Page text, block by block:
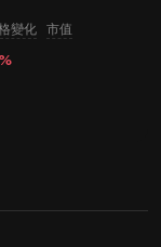
變化 市值